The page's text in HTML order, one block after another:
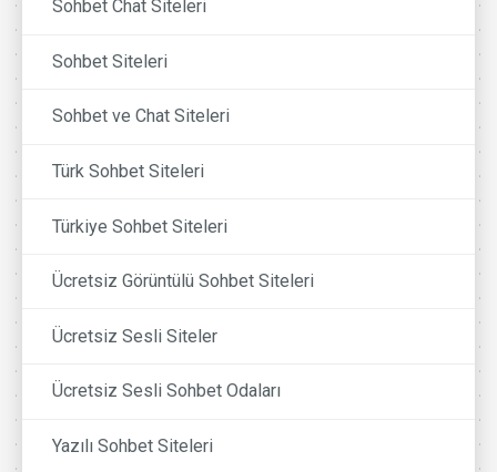
Sohbet Chat Siteleri
Sohbet Siteleri
Sohbet ve Chat Siteleri
Türk Sohbet Siteleri
Türkiye Sohbet Siteleri
Ücretsiz Görüntülü Sohbet Siteleri
Ücretsiz Sesli Siteler
Ücretsiz Sesli Sohbet Odaları
Yazılı Sohbet Siteleri